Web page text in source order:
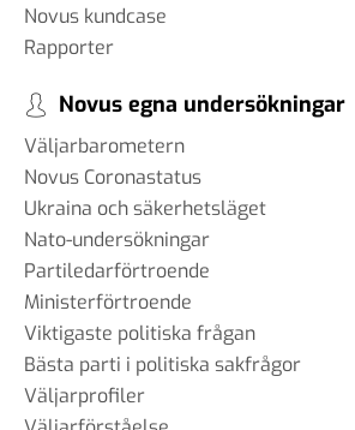
Novus kundcase
Rapporter
Novus egna undersökningar
Väljarbarometern
Novus Coronastatus
Ukraina och säkerhetsläget
Nato-undersökningar
Partiledarförtroende
Ministerförtroende
Viktigaste politiska frågan
Bästa parti i politiska sakfrågor
Väljarprofiler